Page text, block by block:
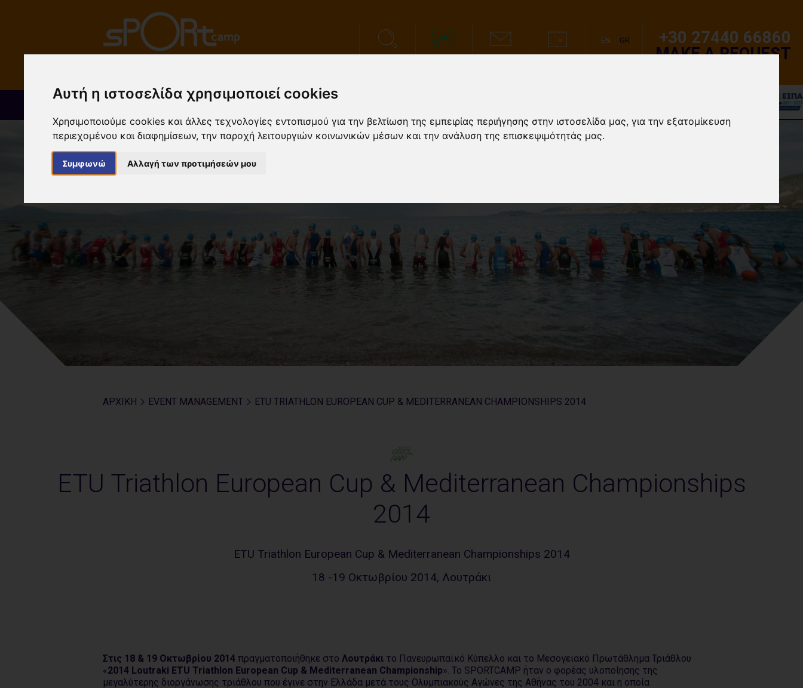
Αυτή η ιστοσελίδα χρησιμοποιεί cookies
Χρησιμοποιούμε cookies και άλλες τεχνολογίες εντοπισμού για την βελτίωση της εμπειρίας περιήγησης στην ιστοσελίδα μας, για την εξατομίκευση
περιεχομένου και διαφημίσεων, την παροχή λειτουργιών κοινωνικών μέσων και την ανάλυση της επισκεψιμότητάς μας.
Συμφωνώ Αλλαγή των προτιμήσεών μου
EN
GR
+30 27440 66860
MAKE A REQUEST
ΠΟΙΟΙ ΕΙΜΑΣΤΕ
ΑΡΧΙΚΗ EVENT MANAGEMENT ETU TRIATHLON EUROPEAN CUP & MEDITERRANEAN CHAMPIONSHIPS 2014
ETU Triathlon European Cup & Mediterranean Championships
2014
ETU Triathlon European Cup & Mediterranean Championships 2014
18 -19 Οκτωβρίου 2014, Λουτράκι
Στις 18 & 19 Οκτωβρίου 2014 πραγματοποιήθηκε στο Λουτράκι το Πανευρωπαϊκό Κύπελλο και το Μεσογειακό Πρωτάθλημα Τριάθλου
«2014 Loutraki ETU Triathlon European Cup & Mediterranean Championship». Το SPORTCAMP ήταν ο φορέας υλοποίησης της
μεγαλύτερης διοργάνωσης τριάθλου που έγινε στην Ελλάδα μετά τους Ολυμπιακούς Αγώνες της Αθήνας του 2004 και η οποία